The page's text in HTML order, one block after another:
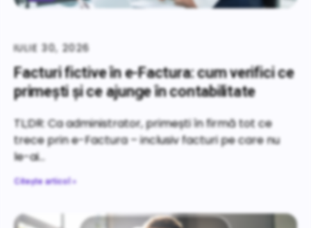
Facturi fictive în e-Factura: cum verifici ce
primești și ce ajunge în contabilitate
IULIE 30, 2026
TL;DR: Ca administrator, primești în firmă tot ce
trece prin e-Factura – inclusiv facturi pe care nu
le-ai
Citește articol »